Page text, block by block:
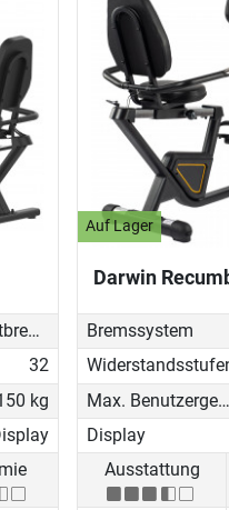
Magnetbremse (elektronisch)
32
kg
Auf Lager
Darwin
Bremssystem
Max. Benutzergewicht
Display
Ausstattung